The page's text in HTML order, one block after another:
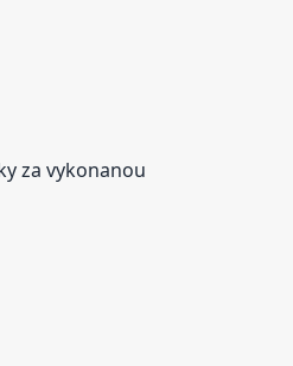
za vykonanou